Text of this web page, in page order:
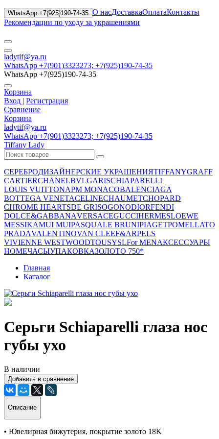
WhatsApp +7(925)190-74-35 О насДоставкаОплатаКонтакты
Рекомендации по уходу за украшениями
ladytif@ya.ru
WhatsApp +7(901)3323273; +7(925)190-74-35
WhatsApp +7(925)190-74-35
Корзина
Вход | Регистрация
Сравнение
Корзина
ladytif@ya.ru
WhatsApp +7(901)3323273; +7(925)190-74-35
Tiffany Lady
СЕРЕБРОДИЗАЙНЕРСКИЕ УКРАШЕНИЯTIFFANYGRAFF
CARTIERCHANELBVLGARISCHIAPARELLI
LOUIS VUITTONAPM MONACOBALENCIAGA
BOTTEGA VENETACELINECHAUMETCHOPARD
CHROME HEARTSDE GRISOGONODIORFENDI
DOLCE&GABBANAVERSACEGUCCIHERMESLOEWE
MESSIKAMUI MUIPASQUALE BRUNIPIAGETPOMELLATO
PRADAVALENTINOVAN CLEEF&ARPELS
VIVIENNE WESTWOODTOUSYSLFor MENАКСЕССУАРЫ
HOMEЧАСЫУПАКОВКАЗОЛОТО 750*
Главная
Каталог
Серьги Schiaparelli глаза нос
губы ухо
В наличии
Добавить в сравнение
Описание
• Ювелирная бижутерия, покрытие золото 18K